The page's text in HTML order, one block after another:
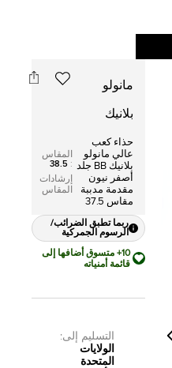
مانولو
بلانيك
حذاء كعب
عالي مانولو
بلانيك BB جلد
أصفر نيون
مقدمة مدببة
مقاس 37.5
المقاس
:
38.5
إرشادات
المقاس
ربما تطبق الضرائب/
الرسوم الجمركية
10+ متسوق أضافها إلى
قائمة أمنياته
التسليم إلى:
الولايات
المتحدة